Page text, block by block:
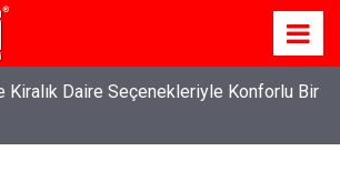
Kiralık Daire Seçenekleriyle Konforlu Bir